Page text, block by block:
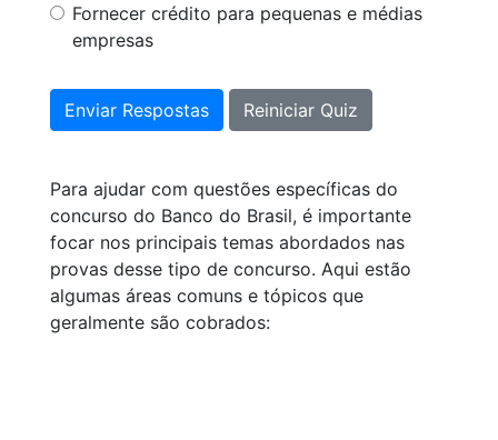
Fornecer crédito para pequenas e médias
empresas
Enviar Respostas Reiniciar Quiz
Para ajudar com questões específicas do
concurso do Banco do Brasil, é importante
focar nos principais temas abordados nas
provas desse tipo de concurso. Aqui estão
algumas áreas comuns e tópicos que
geralmente são cobrados: